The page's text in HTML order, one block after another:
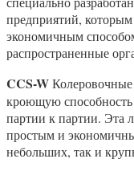
предприятий, которым
экономичным
распространенные
CCS-W
кроющую способность
партии к партии. Эта
простым и
небольших, так и